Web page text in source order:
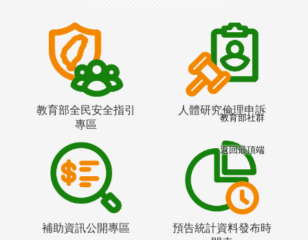
教育部全民安全指引
專區
人體研究倫理申訴
補助資訊公開專區
預告統計資料發布時
教育部社群
返回最頂端